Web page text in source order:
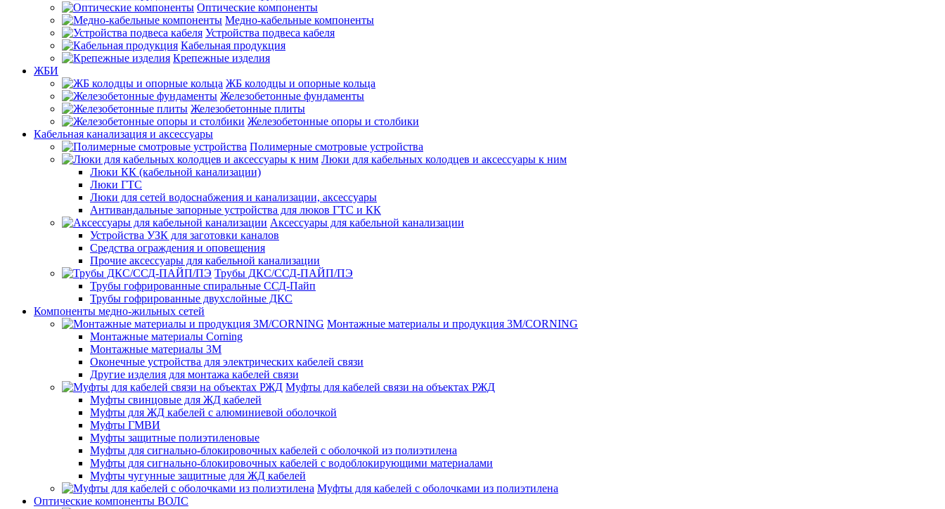
Оптические компоненты
Медно-кабельные компоненты
Устройства подвеса кабеля
Кабельная продукция
Крепежные изделия
ЖБИ
ЖБ колодцы и опорные кольца
Железобетонные фундаменты
Железобетонные плиты
Железобетонные опоры и столбики
Кабельная канализация и аксессуары
Полимерные смотровые устройства
Люки для кабельных колодцев и аксессуары к ним
Люки КК (кабельной канализации)
Люки ГТС
Люки для сетей водоснабжения и канализации, аксессуары
Антивандальные запорные устройства для люков ГТС и КК
Аксессуары для кабельной канализации
Устройства УЗК для заготовки каналов
Средства ограждения и оповещения
Прочие аксессуары для кабельной канализации
Трубы ДКС/ССД-ПАЙП/ПЭ
Трубы гофрированные спиральные ССД-Пайп
Трубы гофрированные двухслойные ДКС
Компоненты медно-жильных сетей
Монтажные материалы и продукция 3M/CORNING
Монтажные материалы Corning
Монтажные материалы 3M
Оконечные устройства для электрических кабелей связи
Другие изделия для монтажа кабелей связи
Муфты для кабелей связи на объектах РЖД
Муфты свинцовые для ЖД кабелей
Муфты для ЖД кабелей с алюминиевой оболочкой
Муфты ГМВИ
Муфты защитные полиэтиленовые
Муфты для сигнально-блокировочных кабелей с оболочкой из полиэтилена
Муфты для сигнально-блокировочных кабелей с водоблокирующими материалами
Муфты чугунные защитные для ЖД кабелей
Муфты для кабелей с оболочками из полиэтилена
Оптические компоненты ВОЛС